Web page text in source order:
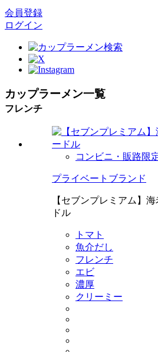
会員登録
ログイン
カップラーメン一覧
フレンチ
コンビニ・販路限
プライベートブランド
【セブンプレミアム】
ドル
トマト
魚介だし
フレンチ
エビ
濃厚
クリーミー